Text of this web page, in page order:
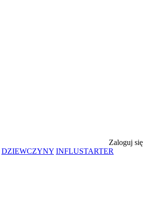
Zaloguj się
DZIEWCZYNY INFLUSTARTER